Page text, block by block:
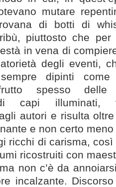
mutare
di botti di
piuttosto che
in vena di
degli eventi,
dipinti
frutto spesso
capi illuminati,
autori e risulta
e non certo
ricchi di carisma,
ricostruiti con
non c’è da
incalzante.